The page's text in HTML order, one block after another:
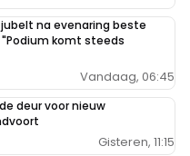
jubelt na evenaring beste
komt steeds
Vandaag, 06:45
deur voor nieuw
Gisteren, 11:15